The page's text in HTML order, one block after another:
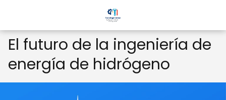
El futuro de la ingeniería de
energía de hidrógeno